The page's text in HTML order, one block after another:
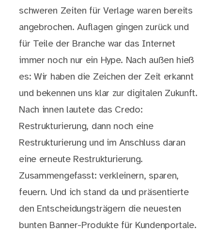
schweren Zeiten für Verlage waren bereits
angebrochen. Auflagen gingen zurück und
für Teile der Branche war das Internet
immer noch nur ein Hype. Nach außen hieß
es: Wir haben die Zeichen der Zeit erkannt
und bekennen uns klar zur digitalen Zukunft.
Nach innen lautete das Credo:
Restrukturierung, dann noch eine
Restrukturierung und im Anschluss daran
eine erneute Restrukturierung.
Zusammengefasst: verkleinern, sparen,
feuern. Und ich stand da und präsentierte
den Entscheidungsträgern die neuesten
bunten Banner-Produkte für Kundenportale.